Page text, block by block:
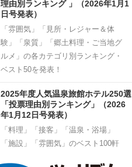
理由別ランキング 」（2026年1月1
日号発表）
「雰囲気」「見所・レジャー＆体
験」「泉質」「郷土料理・ご当地グ
ルメ」の各カテゴリ別ランキング・
ベスト50を発表！
2025年度人気温泉旅館ホテル250選
「投票理由別ランキング」（2026
年1月12日号発表）
「料理」「接客」「温泉・浴場」
「施設」「雰囲気」のベスト100軒